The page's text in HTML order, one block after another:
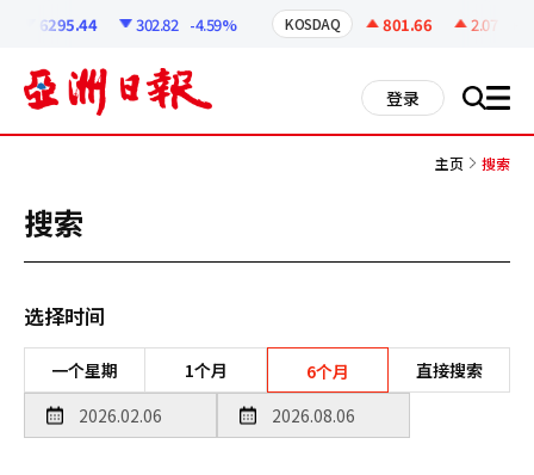
6295.44 302.82 -4.59% KOSDAQ 801.66 2.07
登录 搜 all
主页 搜索
搜索
选择时间
一个星期 1个月 6个月 直接搜索